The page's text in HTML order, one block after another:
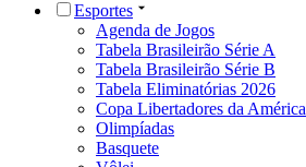
Esportes
Agenda de Jogos
Tabela Brasileirão Série A
Tabela Brasileirão Série B
Tabela Eliminatórias 2026
Copa Libertadores da América
Olimpíadas
Basquete